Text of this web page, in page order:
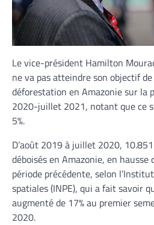
Le vice-président Hamilton
ne va pas atteindre son objectif
déforestation en Amazonie sur la
2020-juillet 2021, notant que ce
5%.
D’août 2019 à juillet 2020,
déboisés en Amazonie, en hausse
période précédente, selon
spatiales (INPE), qui a fait savoir
augmenté de 17% au premier
2020.